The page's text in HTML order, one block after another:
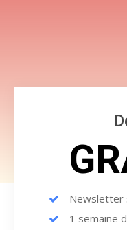
Newsletter
1 semaine